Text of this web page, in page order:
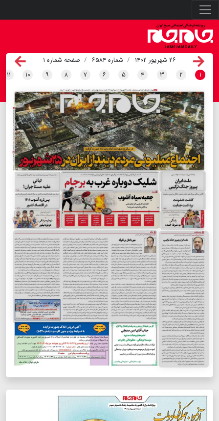
۲۶ شهریور ۱۴۰۲ شماره ۶۵۸۴
صفحه شماره ۱
۱
۲ ۳ ۴ ۵ ۶ ۷ ۸ ۹ ۱۰ ۱۱